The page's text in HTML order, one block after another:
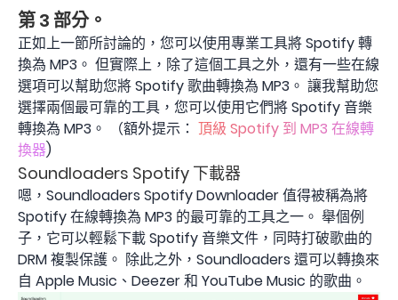
第 3 部分。
正如上一節所討論的，您可以使用專業工具將 Spotify 轉
換為 MP3。 但實際上，除了這個工具之外，還有一些在線
選項可以幫助您將 Spotify 歌曲轉換為 MP3。 讓我幫助您
選擇兩個最可靠的工具，您可以使用它們將 Spotify 音樂
轉換為 MP3。 （額外提示： 頂級 Spotify 到 MP3 在線轉
換器)
Soundloaders Spotify 下載器
嗯，Soundloaders Spotify Downloader 值得被稱為將
Spotify 在線轉換為 MP3 的最可靠的工具之一。 舉個例
子，它可以輕鬆下載 Spotify 音樂文件，同時打破歌曲的
DRM 複製保護。 除此之外，Soundloaders 還可以轉換來
自 Apple Music、Deezer 和 YouTube Music 的歌曲。